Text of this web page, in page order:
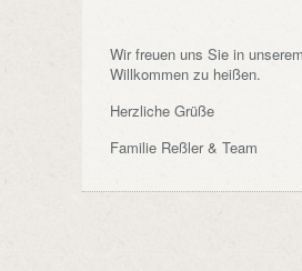
Wir freuen uns Sie in
Willkommen zu heißen.
Herzliche Grüße
Familie Reßler & Team